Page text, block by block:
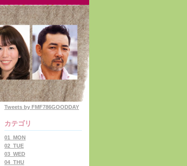
Tweets by FMF786GOODDAY
カテゴリ
01_MON
02_TUE
03_WED
04_THU